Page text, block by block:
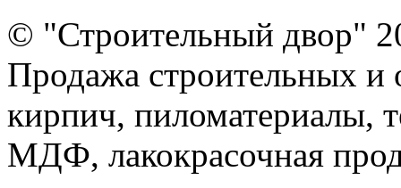
© "Строительный двор"
Продажа строительных и
кирпич, пиломатериалы,
МДФ, лакокрасочная